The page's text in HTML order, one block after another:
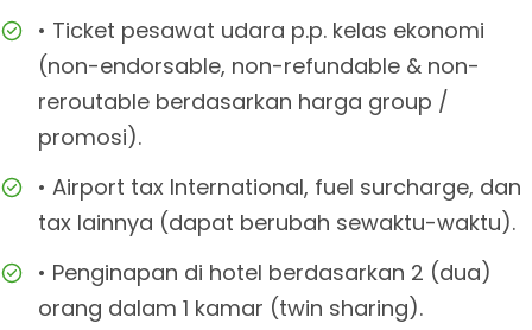
• Ticket pesawat udara p.p. kelas ekonomi
(non-endorsable, non-refundable & non-
reroutable berdasarkan harga group /
promosi).
• Airport tax International, fuel surcharge, dan
tax lainnya (dapat berubah sewaktu-waktu).
• Penginapan di hotel berdasarkan 2 (dua)
orang dalam 1 kamar (twin sharing).